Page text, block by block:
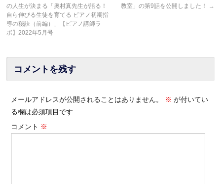
の人生が決まる「奥村真先生が語る！
自ら伸びる生徒を育てる ピアノ初期指
導の秘訣（前編）」【ピアノ講師ラ
ボ】2022年5月号
教室」の第9話を公開しました！
→
コメントを残す
メールアドレスが公開されることはありません。 ※ が付いてい
る欄は必須項目です
コメント ※